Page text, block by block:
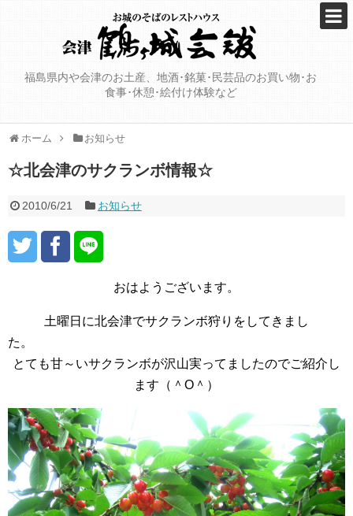
福島県内や会津のお土産、地酒･銘菓･民芸品のお買い物･お
食事･休憩･絵付け体験など
ホーム お知らせ
☆北会津のサクランボ情報☆
2010/6/21 お知らせ
おはようございます。
土曜日に北会津でサクランボ狩りをしてきまし
た
とても甘～いサクランボが沢山実ってましたのでご紹介し
ます（＾O＾）